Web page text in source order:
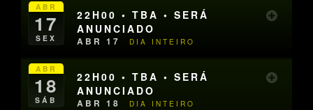
ABR
17
SEX
22H00 • TBA • SERÁ
ANUNCIADO
ABR 17 DIA INTEIRO
ABR
18
SÁB
22H00 • TBA • SERÁ
ANUNCIADO
ABR 18 DIA INTEIRO